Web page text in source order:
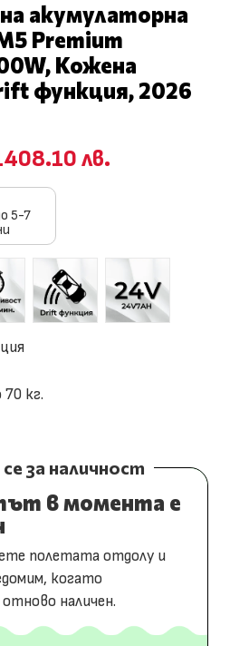
акумулаторна
Premium
Кожена
функция, 2026
лв.
5-7
кг.
за наличност
в момента е
полетата отдолу и
когато
наличен.